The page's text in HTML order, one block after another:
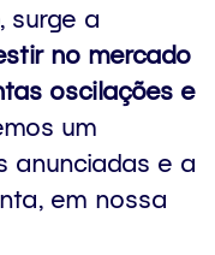
surge a
no mercado
oscilações e
um
anunciadas e a
em nossa